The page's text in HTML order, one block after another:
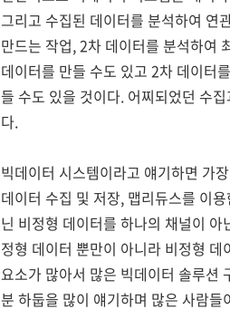
그리고 수집된 데이터를 분석하여 연
만드는 작업, 2차 데이터를 분석하여
데이터를 만들 수도 있고 2차 데이터
들 수도 있을 것이다. 어찌되었던 수
다.
빅데이터 시스템이라고 얘기하면 가
데이터 수집 및 저장, 맵리듀스를 이
닌 비정형 데이터를 하나의 채널이
정형 데이터 뿐만이 아니라 비정형
요소가 많아서 많은 빅데이터 솔루션
분 하둡을 많이 얘기하며 많은 사람